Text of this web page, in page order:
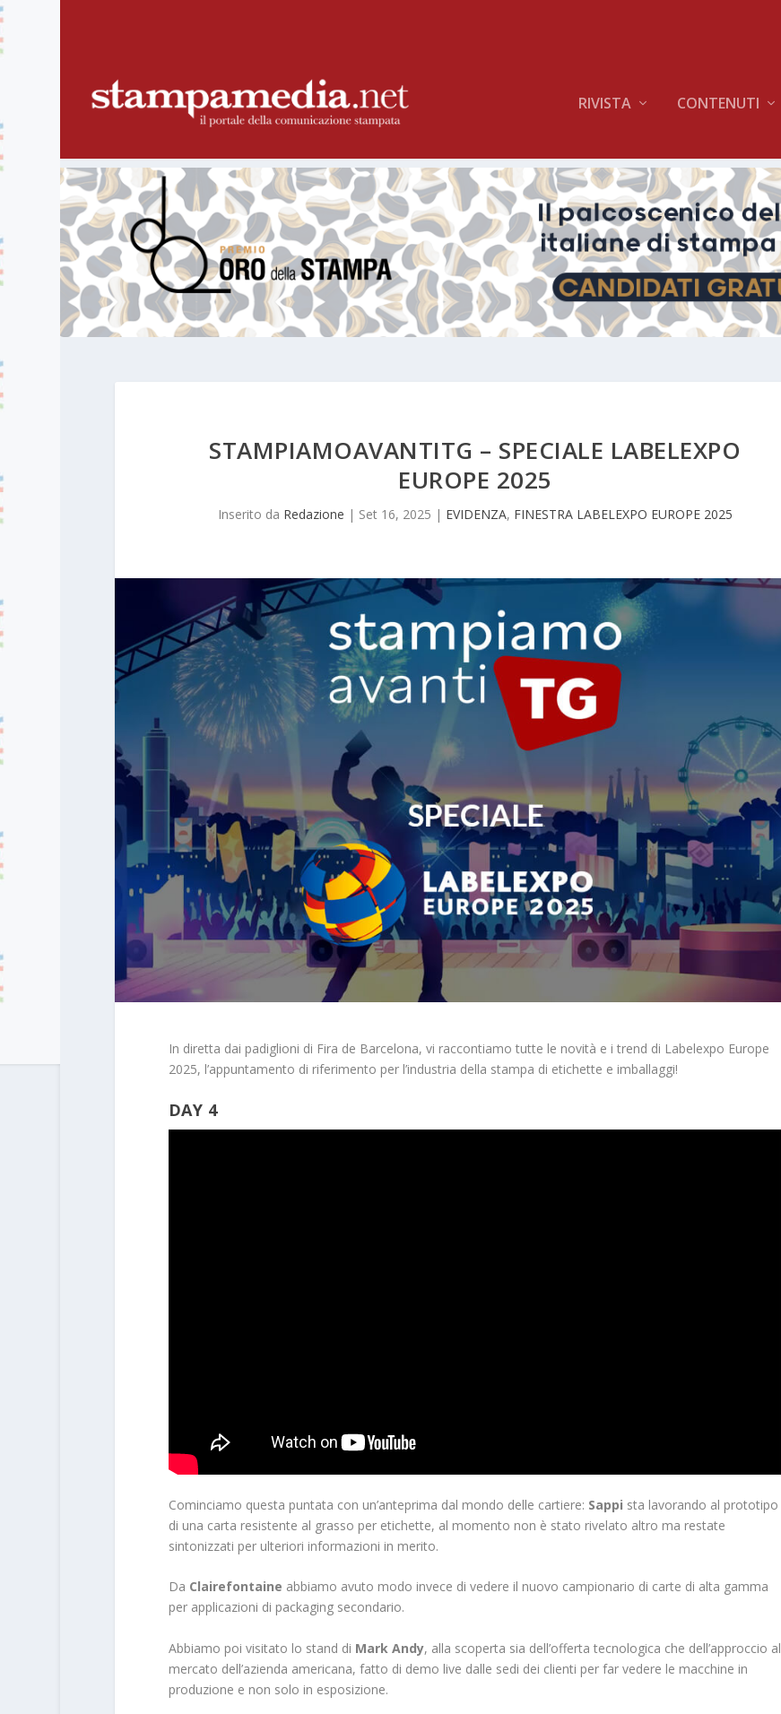
RIVISTA CONTENUTI
STAMPIAMOAVANTITG – SPECIALE LABELEXPO
EUROPE 2025
Inserito da Redazione | Set 16, 2025 | EVIDENZA, FINESTRA LABELEXPO EUROPE 2025
In diretta dai padiglioni di Fira de Barcelona, vi raccontiamo tutte le novità e i trend di Labelexpo Europe
2025, l’appuntamento di riferimento per l’industria della stampa di etichette e imballaggi!
DAY 4
Cominciamo questa puntata con un’anteprima dal mondo delle cartiere: Sappi sta lavorando al prototipo
di una carta resistente al grasso per etichette, al momento non è stato rivelato altro ma restate
sintonizzati per ulteriori informazioni in merito.
Da Clairefontaine abbiamo avuto modo invece di vedere il nuovo campionario di carte di alta gamma
per applicazioni di packaging secondario.
Abbiamo poi visitato lo stand di Mark Andy, alla scoperta sia dell’offerta tecnologica che dell’approccio al
mercato dell’azienda americana, fatto di demo live dalle sedi dei clienti per far vedere le macchine in
produzione e non solo in esposizione.